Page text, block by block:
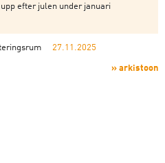
efter julen under januari
27.11.2025
» arkistoon